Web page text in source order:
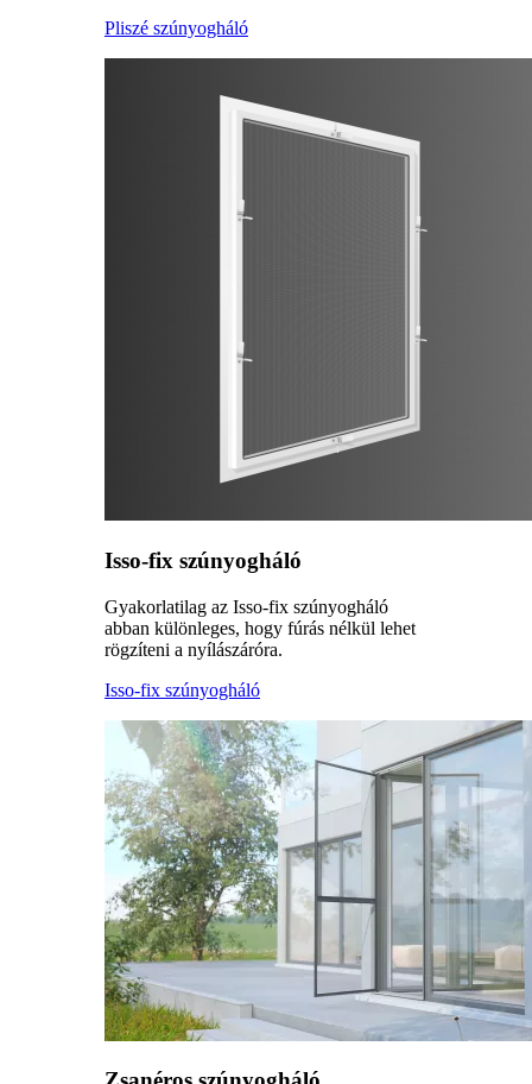
Pliszé szúnyogháló
Isso-fix szúnyogháló
Gyakorlatilag az Isso-fix szúnyogháló
abban különleges, hogy fúrás nélkül lehet
rögzíteni a nyílászáróra.
Isso-fix szúnyogháló